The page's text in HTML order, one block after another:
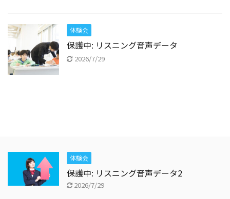
体験会
保護中: リスニング音声データ
2026/7/29
体験会
保護中: リスニング音声データ2
2026/7/29